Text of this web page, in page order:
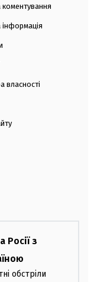
інформація
власності
Росії з
обстріли